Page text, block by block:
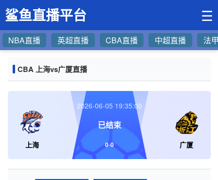
鲨鱼直播平台 ☰
NBA直播 英超直播 CBA直播 中超直播 法
CBA 上海vs广厦直播
上海 广厦
2026-06-05 19:35:00
已结束
0-0